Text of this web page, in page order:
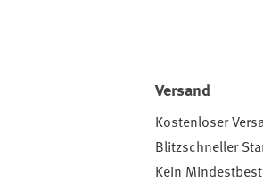
Versand
Kostenloser
Blitzschneller
Kein